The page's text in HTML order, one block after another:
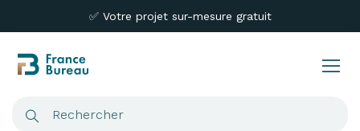
✅ Votre projet sur-mesure gratuit